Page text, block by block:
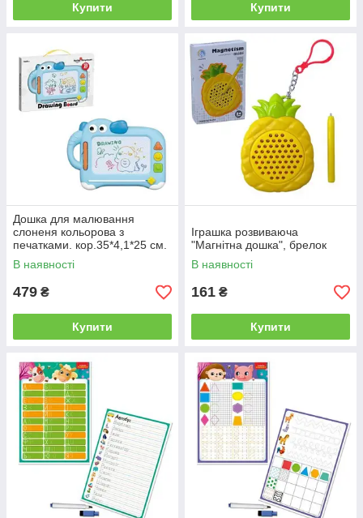
Купити Купити
Дошка для малювання
слоненя кольорова з
печатками. кор.35*4,1*25 см.
В наявності
479 ₴
Купити
Іграшка розвиваюча
"Магнітна дошка", брелок
В наявності
161 ₴
Купити